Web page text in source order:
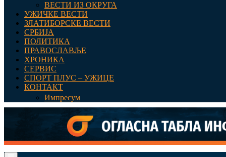
ВЕСТИ ИЗ ОКРУГА
УЖИЧКЕ ВЕСТИ
ЗЛАТИБОРСКЕ ВЕСТИ
СРБИЈА
ПОЛИТИКА
ПРАВОСЛАВЉЕ
ХРОНИКА
СЕРВИС
СПОРТ ПЛУС – УЖИЦЕ
КОНТАКТ
Импресум